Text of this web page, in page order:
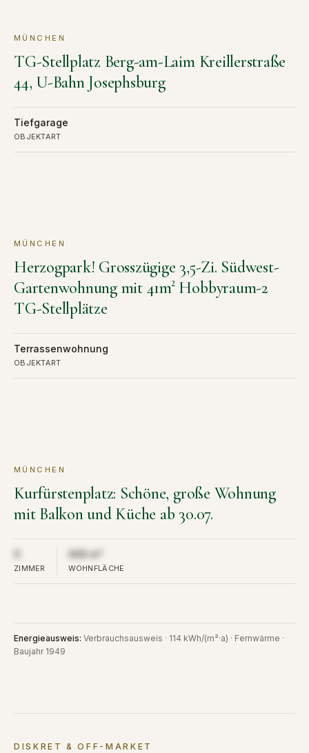
KAUF
MÜNCHEN
TG-Stellplatz Berg-am-Laim Kreillerstraße
44, U-Bahn Josephsburg
Tiefgarage
OBJEKTART
KAUF
MÜNCHEN
Herzogpark! Grosszügige 3,5-Zi. Südwest-
Gartenwohnung mit 41m² Hobbyraum-2
TG-Stellplätze
Terrassenwohnung
OBJEKTART
MIETE
MÜNCHEN
Kurfürstenplatz: Schöne, große Wohnung
mit Balkon und Küche ab 30.07.
Aus Diskretion nicht öffentlich
ZIMMER
000 m²
WOHNFLÄCHE
Energieausweis: Verbrauchsausweis · 114 kWh/(m²·a) · Fernwärme ·
Baujahr 1949
DISKRET & OFF-MARKET